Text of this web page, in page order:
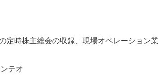
定時株主総会の収録、現場オペレーション
テオ